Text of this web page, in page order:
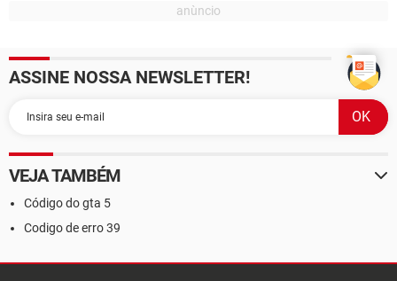
ASSINE NOSSA NEWSLETTER!
VEJA TAMBÉM
Código do gta 5
Codigo de erro 39